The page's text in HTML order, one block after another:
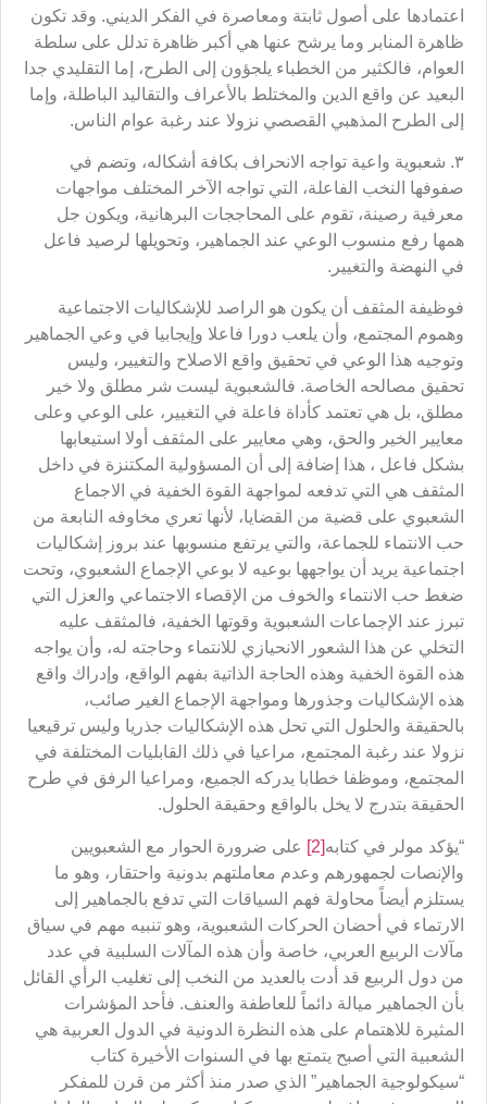
اعتمادها على أصول ثابتة ومعاصرة في الفكر الديني. وقد تكون
ظاهرة المنابر وما يرشح عنها هي أكبر ظاهرة تدلل على سلطة
العوام، فالكثير من الخطباء يلجؤون إلى الطرح، إما التقليدي جدا
البعيد عن واقع الدين والمختلط بالأعراف والتقاليد الباطلة، وإما
إلى الطرح المذهبي القصصي نزولا عند رغبة عوام الناس.
٣. شعبوية واعية تواجه الانحراف بكافة أشكاله، وتضم في
صفوفها النخب الفاعلة، التي تواجه الآخر المختلف مواجهات
معرفية رصينة، تقوم على المحاججات البرهانية، ويكون جل
همها رفع منسوب الوعي عند الجماهير، وتحويلها لرصيد فاعل
في النهضة والتغيير.
فوظيفة المثقف أن يكون هو الراصد للإشكاليات الاجتماعية
وهموم المجتمع، وأن يلعب دورا فاعلا وإيجابيا في وعي الجماهير
وتوجيه هذا الوعي في تحقيق واقع الاصلاح والتغيير، وليس
تحقيق مصالحه الخاصة. فالشعبوية ليست شر مطلق ولا خير
مطلق، بل هي تعتمد كأداة فاعلة في التغيير، على الوعي وعلى
معايير الخير والحق، وهي معايير على المثقف أولا استيعابها
بشكل فاعل ، هذا إضافة إلى أن المسؤولية المكتنزة في داخل
المثقف هي التي تدفعه لمواجهة القوة الخفية في الاجماع
الشعبوي على قضية من القضايا، لأنها تعري مخاوفه النابعة من
حب الانتماء للجماعة، والتي يرتفع منسوبها عند بروز إشكاليات
اجتماعية يريد أن يواجهها بوعيه لا بوعي الإجماع الشعبوي، وتحت
ضغط حب الانتماء والخوف من الإقصاء الاجتماعي والعزل التي
تبرز عند الإجماعات الشعبوية وقوتها الخفية، فالمثقف عليه
التخلي عن هذا الشعور الانحيازي للانتماء وحاجته له، وأن يواجه
هذه القوة الخفية وهذه الحاجة الذاتية بفهم الواقع، وإدراك واقع
هذه الإشكاليات وجذورها ومواجهة الإجماع الغير صائب،
بالحقيقة والحلول التي تحل هذه الإشكاليات جذريا وليس ترقيعيا
نزولا عند رغبة المجتمع، مراعيا في ذلك القابليات المختلفة في
المجتمع، وموظفا خطابا يدركه الجميع، ومراعيا الرفق في طرح
الحقيقة بتدرج لا يخل بالواقع وحقيقة الحلول.
“يؤكد مولر في كتابه[2]
على ضرورة الحوار مع الشعبويين
والإنصات لجمهورهم وعدم معاملتهم بدونية واحتقار، وهو ما
يستلزم أيضاً محاولة فهم السياقات التي تدفع بالجماهير إلى
الارتماء في أحضان الحركات الشعبوية، وهو تنبيه مهم في سياق
مآلات الربيع العربي، خاصة وأن هذه المآلات السلبية في عدد
من دول الربيع قد أدت بالعديد من النخب إلى تغليب الرأي القائل
بأن الجماهير ميالة دائماً للعاطفة والعنف. فأحد المؤشرات
المثيرة للاهتمام على هذه النظرة الدونية في الدول العربية هي
الشعبية التي أصبح يتمتع بها في السنوات الأخيرة كتاب
“سيكولوجية الجماهير” الذي صدر منذ أكثر من قرن للمفكر